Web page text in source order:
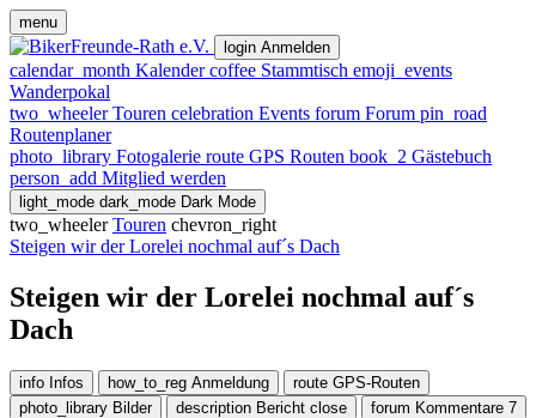
menu
login Anmelden
calendar_month Kalender coffee Stammtisch emoji_events
Wanderpokal
two_wheeler Touren celebration Events forum Forum pin_road
Routenplaner
photo_library Fotogalerie route GPS Routen book_2 Gästebuch
person_add Mitglied werden
light_mode dark_mode Dark Mode
two_wheeler Touren chevron_right
Steigen wir der Lorelei nochmal auf´s Dach
Steigen wir der Lorelei nochmal auf´s
Dach
info Infos how_to_reg Anmeldung route GPS-Routen
photo_library Bilder description Bericht close forum Kommentare 7